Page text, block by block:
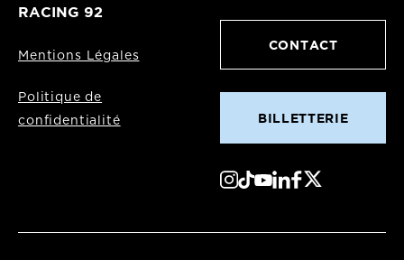
RACING 92
Mentions Légales
Politique de
confidentialité
CONTACT
BILLETTERIE